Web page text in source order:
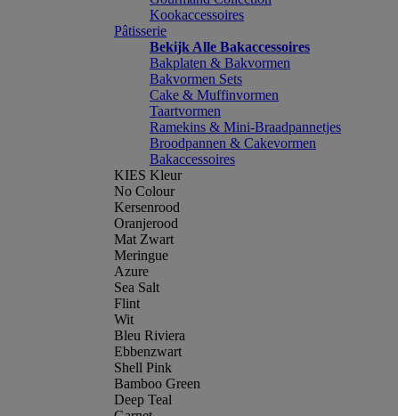
Kookaccessoires
Pâtisserie
Bekijk Alle Bakaccessoires
Bakplaten & Bakvormen
Bakvormen Sets
Cake & Muffinvormen
Taartvormen
Ramekins & Mini-Braadpannetjes
Broodpannen & Cakevormen
Bakaccessoires
KIES Kleur
No Colour
Kersenrood
Oranjerood
Mat Zwart
Meringue
Azure
Sea Salt
Flint
Wit
Bleu Riviera
Ebbenzwart
Shell Pink
Bamboo Green
Deep Teal